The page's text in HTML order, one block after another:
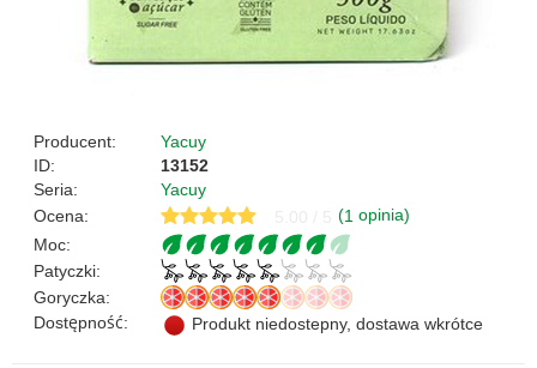
Producent:
Yacuy
ID:
13152
Seria:
Yacuy
Ocena:
(1 opinia)
Moc:
Patyczki:
Goryczka:
Dostępność:
Produkt niedostepny, dostawa wkrótce